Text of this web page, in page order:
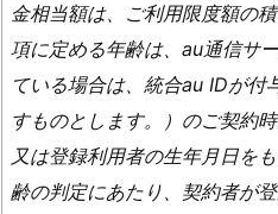
金相当額は、ご利用限度額の
項に定める年齢は、au通信サ
ている場合は、統合au IDが付
すものとします。）のご契約
又は登録利用者の生年月日を
齢の判定にあたり、契約者が